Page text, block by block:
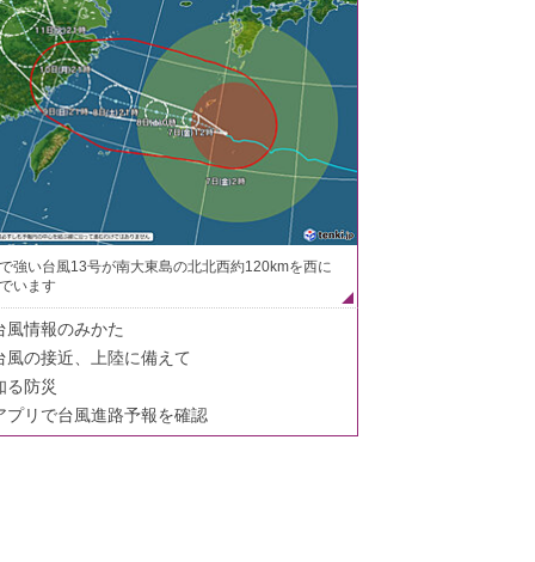
強い台風13号が南大東島の北北西約120kmを西に
います
風情報のみかた
風の接近、上陸に備えて
る防災
プリで台風進路予報を確認